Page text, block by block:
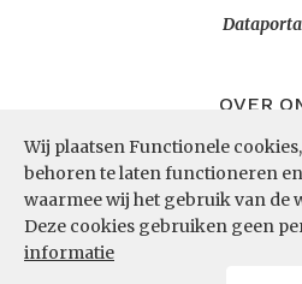
Wij plaatsen Functionele
behoren te laten functioneren
waarmee wij het gebruik van de
Deze cookies gebruiken geen
informatie
OVER
InZicht
Contact